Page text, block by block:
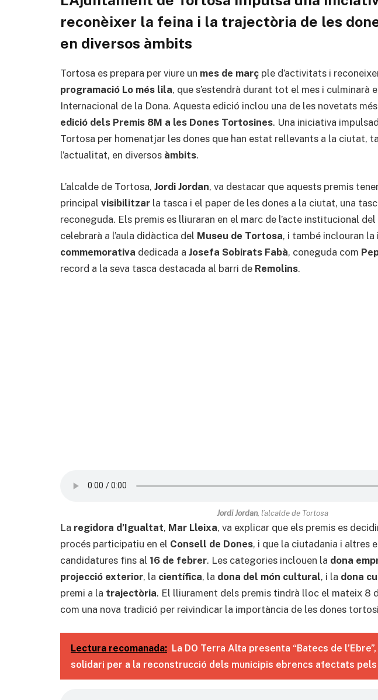
reconèixer la feina i la trajectòria de les
en diversos àmbits
Tortosa es prepara per viure un mes de març ple d’activitats i
programació Lo més lila, que s’estendrà durant tot el mes i culminarà
Internacional de la Dona. Aquesta edició inclou una de les novetats
edició dels Premis 8M a les Dones Tortosines. Una iniciativa
Tortosa per homenatjar les dones que han estat rellevants a la ciutat,
l’actualitat, en diversos àmbits.
L’alcalde de Tortosa, Jordi Jordan, va destacar que aquests premis
principal visibilitzar la tasca i el paper de les dones a la ciutat, una
reconeguda. Els premis es lliuraran en el marc de l’acte institucional
celebrarà a l’aula didàctica del Museu de Tortosa, i també inclouran la
commemorativa dedicada a Josefa Sobirats Fabà, coneguda com
record a la seva tasca destacada al barri de Remolins.
Jordi Jordan, l’alcalde de Tortosa
La regidora d’Igualtat, Mar Lleixa, va explicar que els premis es
procés participatiu en el Consell de Dones, i que la ciutadania i altres
candidatures fins al 16 de febrer. Les categories inclouen la dona
projecció exterior, la científica, la dona del món cultural, i la dona
premi a la trajectòria. El lliurament dels premis tindrà lloc el mateix 8
com una nova tradició per reivindicar la importància de les dones
Lectura recomanada: La DO Terra Alta presenta “Batecs de l’Ebre”,
solidari per a la reconstrucció dels municipis ebrencs afectats